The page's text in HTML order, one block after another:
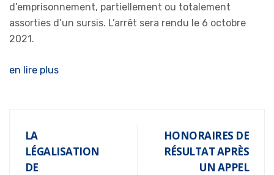
d’emprisonnement, partiellement ou totalement
assorties d’un sursis. L’arrêt sera rendu le 6 octobre
2021.
en lire plus
LA
LÉGALISATION
DE
HONORAIRES DE
RÉSULTAT APRÈS
UN APPEL